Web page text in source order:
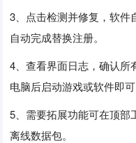
3、点击检测并修复，软件
自动完成替换注册。
4、查看界面日志，确认所
电脑后启动游戏或软件即可
5、需要拓展功能可在顶部
离线数据包。